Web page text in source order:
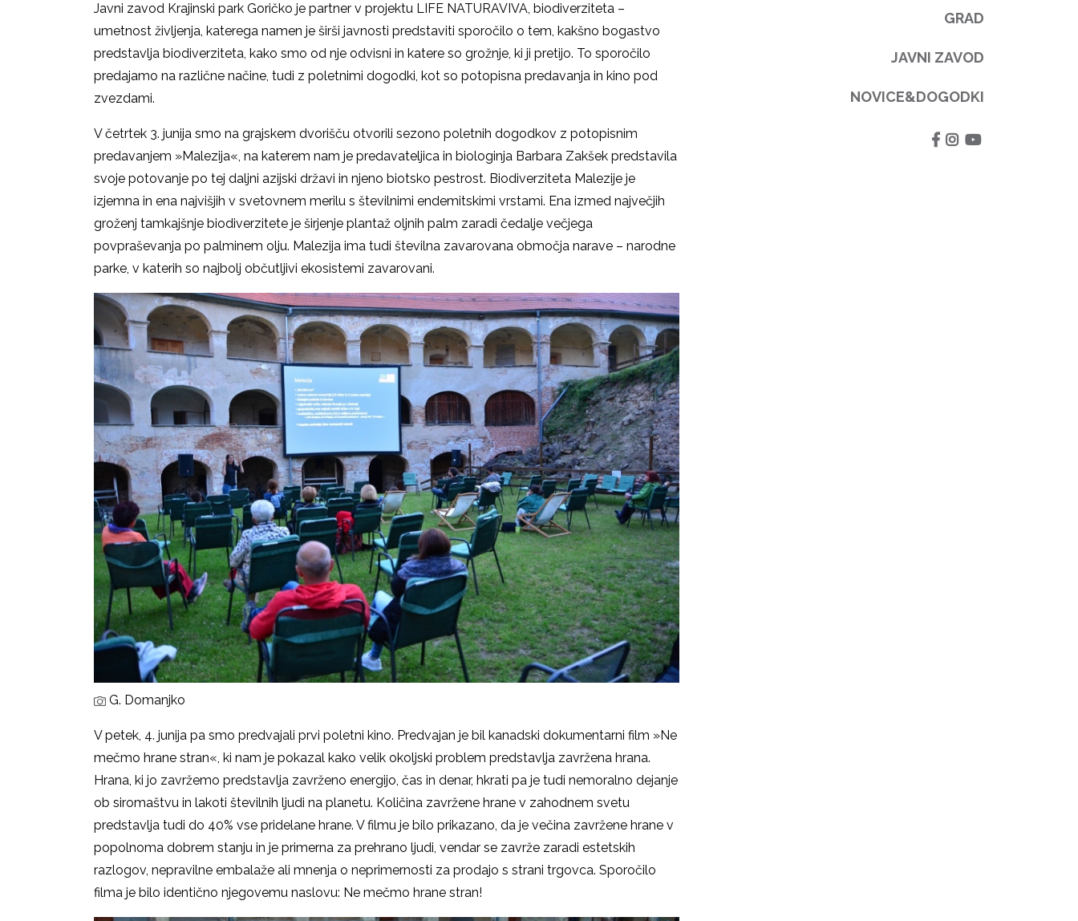
Javni zavod Krajinski park Goričko je partner v projektu LIFE NATURAVIVA, biodiverziteta –
umetnost življenja, katerega namen je širši javnosti predstaviti sporočilo o tem, kakšno bogastvo
predstavlja biodiverziteta, kako smo od nje odvisni in katere so grožnje, ki ji pretijo. To sporočilo
predajamo na različne načine, tudi z poletnimi dogodki, kot so potopisna predavanja in kino pod
zvezdami.
V četrtek 3. junija smo na grajskem dvorišču otvorili sezono poletnih dogodkov z potopisnim
predavanjem »Malezija«, na katerem nam je predavateljica in biologinja Barbara Zakšek predstavila
svoje potovanje po tej daljni azijski državi in njeno biotsko pestrost. Biodiverziteta Malezije je
izjemna in ena najvišjih v svetovnem merilu s številnimi endemitskimi vrstami. Ena izmed največjih
groženj tamkajšnje biodiverzitete je širjenje plantaž oljnih palm zaradi čedalje večjega
povpraševanja po palminem olju. Malezija ima tudi številna zavarovana območja narave – narodne
parke, v katerih so najbolj občutljivi ekosistemi zavarovani.
G. Domanjko
V petek, 4. junija pa smo predvajali prvi poletni kino. Predvajan je bil kanadski dokumentarni film »Ne
mečmo hrane stran«, ki nam je pokazal kako velik okoljski problem predstavlja zavržena hrana.
Hrana, ki jo zavržemo predstavlja zavrženo energijo, čas in denar, hkrati pa je tudi nemoralno dejanje
ob siromaštvu in lakoti številnih ljudi na planetu. Količina zavržene hrane v zahodnem svetu
predstavlja tudi do 40% vse pridelane hrane. V filmu je bilo prikazano, da je večina zavržene hrane v
popolnoma dobrem stanju in je primerna za prehrano ljudi, vendar se zavrže zaradi estetskih
razlogov, nepravilne embalaže ali mnenja o neprimernosti za prodajo s strani trgovca. Sporočilo
filma je bilo identično njegovemu naslovu: Ne mečmo hrane stran!
GRAD
JAVNI ZAVOD
NOVICE&DOGODKI